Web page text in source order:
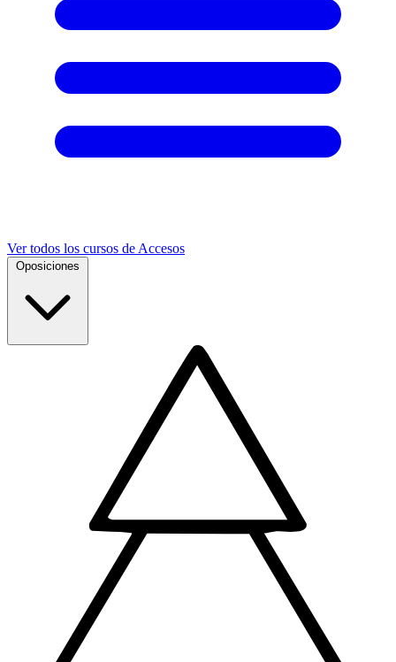
Ver todos los cursos de Accesos
Oposiciones